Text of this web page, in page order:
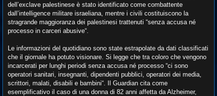
dell’exclave palestinese è stato identificato come combattente
dall’intelligence militare israeliana, mentre i civili costituiscono la
stragrande maggioranza dei palestinesi trattenuti “senza accusa né
processo in carceri abusive“.
Le informazioni del quotidiano sono state estrapolate da dati classificati
che il giornale ha potuto visionare. Si legge che tra coloro che vengono
incarcerati per lunghi periodi senza accusa né processo “ci sono
operatori sanitari, insegnanti, dipendenti pubblici, operatori dei media,
scrittori, malati, disabili e bambini“. Il Guardian cita come
esemplificativo il caso di una donna di 82 anni affetta da Alzheimer,